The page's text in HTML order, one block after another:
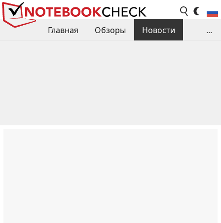
Главная Обзоры
Новости
...